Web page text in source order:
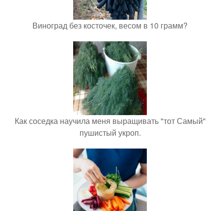
Виноград без косточек, весом в 10 грамм?
Как соседка научила меня выращивать "тот Самый"
пушистый укроп.